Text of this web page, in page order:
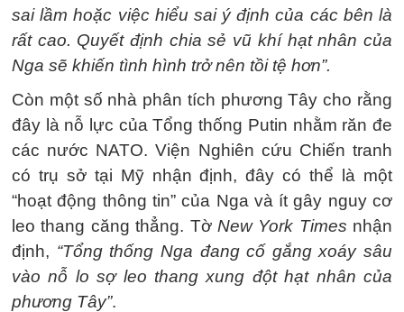
sai lầm hoặc việc hiểu sai ý định của các bên là
rất cao. Quyết định chia sẻ vũ khí hạt nhân của
Nga sẽ khiến tình hình trở nên tồi tệ hơn”.
Còn một số nhà phân tích phương Tây cho rằng
đây là nỗ lực của Tổng thống Putin nhằm răn đe
các nước NATO. Viện Nghiên cứu Chiến tranh
có trụ sở tại Mỹ nhận định, đây có thể là một
“hoạt động thông tin” của Nga và ít gây nguy cơ
leo thang căng thẳng. Tờ New York Times nhận
định, “Tổng thống Nga đang cố gắng xoáy sâu
vào nỗ lo sợ leo thang xung đột hạt nhân của
phương Tây”.